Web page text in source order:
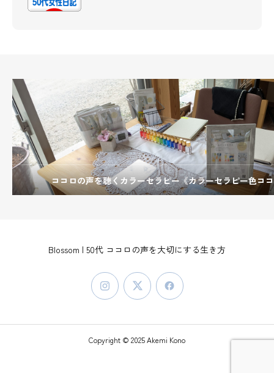
ココロの声を聴くカラーセラピー《カラーセラピー色コ
Blossom | 50代 ココロの声を大切にする生き方
Copyright © 2025 Akemi Kono